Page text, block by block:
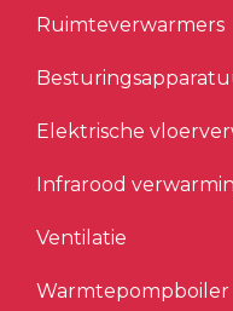
Ruimteverwarmers
Elektrische
Infrarood
Ventilatie
Warmtepompboiler